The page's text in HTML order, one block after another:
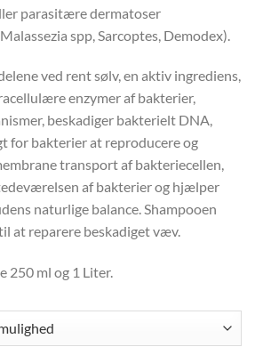
parasitære dermatoser
spp, Sarcoptes, Demodex).
ved rent sølv, en aktiv ingrediens,
enzymer af bakterier,
beskadiger bakterielt DNA,
for bakterier at reproducere og
transport af bakteriecellen,
af ​​bakterier og hjælper
naturlige balance. Shampooen
at reparere beskadiget væv.
250 ml og 1 Liter.